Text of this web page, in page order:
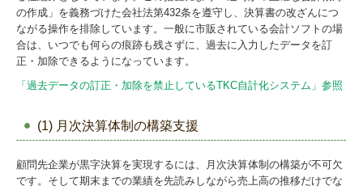
の作成」を義務づけた会社法第432条を遵守し、決算書の改ざんにつ
ながる操作を排除しています。一般に市販されている会計ソフトの場
合は、いつでも何らの痕跡も残さずに、過去に入力したデータを訂
正・加除できるようになっています。
「過去データの訂正・加除を禁止しているTKC自計化システム」参照
(1) 月次決算体制の構築支援
顧問先企業が黒字決算を実現するには、月次決算体制の構築が不可欠
です。そして期末までの業績を先読みしながら売上高の推移だけでな